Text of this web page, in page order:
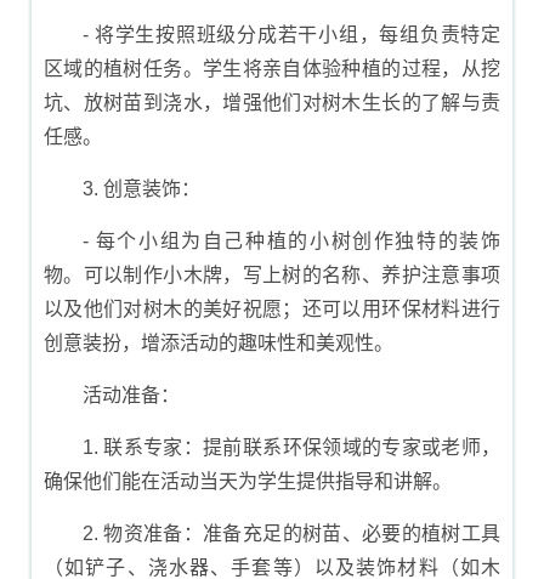
- 将学生按照班级分成若干小组，每组负责特定
区域的植树任务。学生将亲自体验种植的过程，从挖
坑、放树苗到浇水，增强他们对树木生长的了解与责
任感。
3. 创意装饰：
- 每个小组为自己种植的小树创作独特的装饰
物。可以制作小木牌，写上树的名称、养护注意事项
以及他们对树木的美好祝愿；还可以用环保材料进行
创意装扮，增添活动的趣味性和美观性。
活动准备：
1. 联系专家：提前联系环保领域的专家或老师，
确保他们能在活动当天为学生提供指导和讲解。
2. 物资准备：准备充足的树苗、必要的植树工具
（如铲子、浇水器、手套等）以及装饰材料（如木